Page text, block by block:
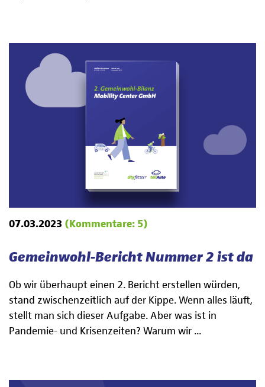
07.03.2023 (Kommentare: 5)
Gemeinwohl-Bericht Nummer 2 ist da
Ob wir überhaupt einen 2. Bericht erstellen würden,
stand zwischenzeitlich auf der Kippe. Wenn alles läuft,
stellt man sich dieser Aufgabe. Aber was ist in
Pandemie- und Krisenzeiten? Warum wir ...